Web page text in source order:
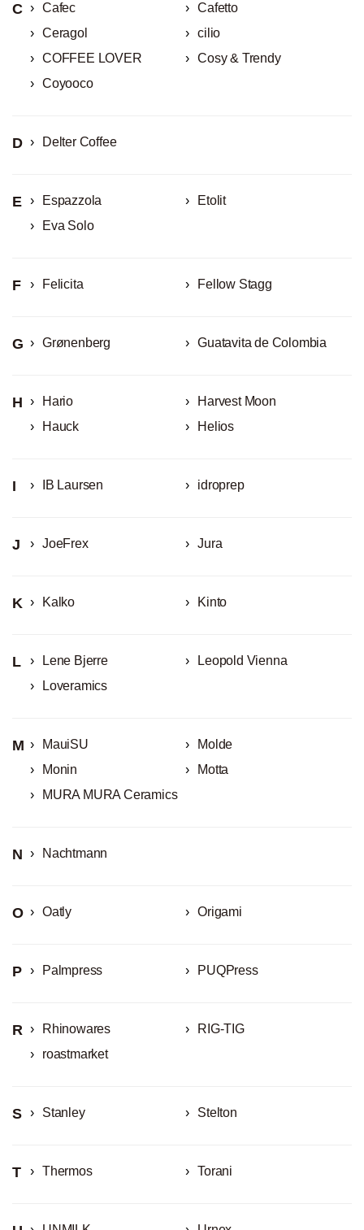
C Cafec
Cafetto
Ceragol
cilio
COFFEE LOVER
Cosy & Trendy
Coyooco
D Delter Coffee
E Espazzola
Etolit
Eva Solo
F Felicita Fellow Stagg
G Grønenberg Guatavita de Colombia
H Hario
Harvest Moon
Hauck
Helios
I IB Laursen idroprep
J JoeFrex Jura
K Kalko Kinto
L Lene Bjerre
Leopold Vienna
Loveramics
M MauiSU
Molde
Monin
Motta
MURA MURA Ceramics
N Nachtmann
O Oatly Origami
P Palmpress PUQPress
R Rhinowares
RIG-TIG
roastmarket
S Stanley Stelton
T Thermos Torani